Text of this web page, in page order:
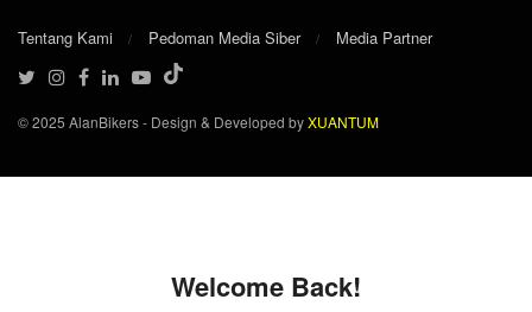
Tentang Kami Pedoman Media Siber Media Partner
© 2025 AlanBikers - Design & Developed byXUANTUM
Welcome Back!